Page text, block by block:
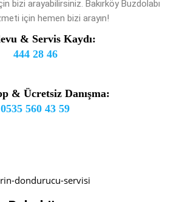
bizi arayabilirsiniz. Bakırköy Buzdolabı
için hemen bizi arayın!
& Servis Kaydı:
444 28 46
& Ücretsiz Danışma:
0535 560 43 59